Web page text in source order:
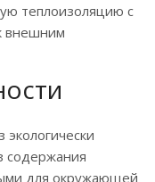
теплоизоляцию с
внешним
экологически
содержания
для окружающей